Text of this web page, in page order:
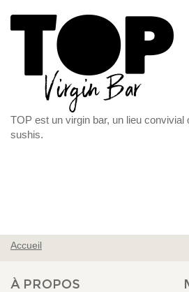
TOP est un virgin bar, un lieu
sushis.
VOUS ÊTES ICI
Accueil
À PROPOS